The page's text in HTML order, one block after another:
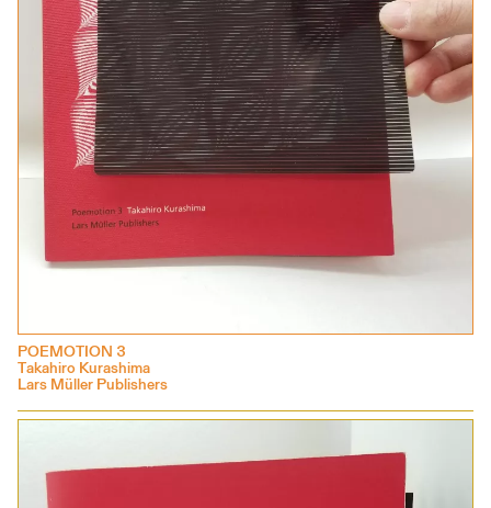
POEMOTION 3
Takahiro Kurashima
Lars Müller Publishers